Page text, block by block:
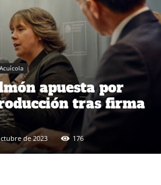
apuesta por
tras firma
de 2023 176